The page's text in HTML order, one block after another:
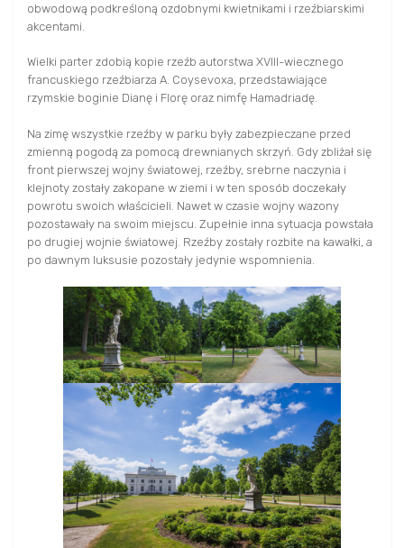
obwodową podkreśloną ozdobnymi kwietnikami i rzeźbiarskimi
akcentami.
Wielki parter zdobią kopie rzeźb autorstwa XVIII-wiecznego
francuskiego rzeźbiarza A. Coysevoxa, przedstawiające
rzymskie boginie Dianę i Florę oraz nimfę Hamadriadę.
Na zimę wszystkie rzeźby w parku były zabezpieczane przed
zmienną pogodą za pomocą drewnianych skrzyń. Gdy zbliżał się
front pierwszej wojny światowej, rzeźby, srebrne naczynia i
klejnoty zostały zakopane w ziemi i w ten sposób doczekały
powrotu swoich właścicieli. Nawet w czasie wojny wazony
pozostawały na swoim miejscu. Zupełnie inna sytuacja powstała
po drugiej wojnie światowej. Rzeźby zostały rozbite na kawałki, a
po dawnym luksusie pozostały jedynie wspomnienia.